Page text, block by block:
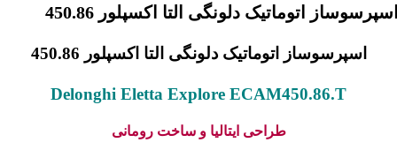
اتوماتیک دلونگی التا اکسپلور 450.86
اسپرسوساز اتوماتیک دلونگی التا اکسپلور 450.86
Delonghi Eletta Explore ECAM450.86.T
طراحی ایتالیا و ساخت رومانی